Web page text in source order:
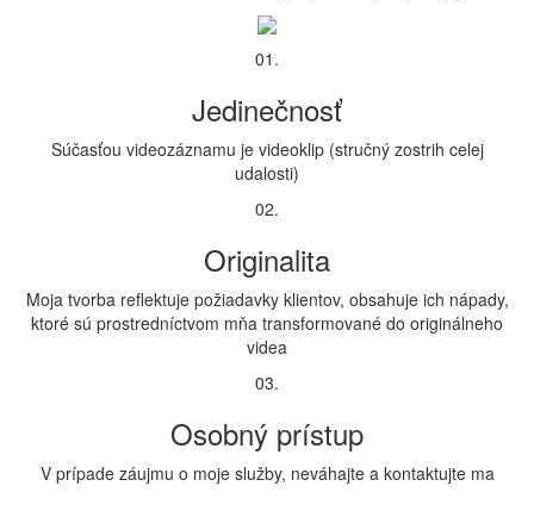
01.
Jedinečnosť
Súčasťou videozáznamu je videoklip (stručný zostrih celej
udalosti)
02.
Originalita
Moja tvorba reflektuje požiadavky klientov, obsahuje ich nápady,
ktoré sú prostredníctvom mňa transformované do originálneho
videa
03.
Osobný prístup
V prípade záujmu o moje služby, neváhajte a kontaktujte ma